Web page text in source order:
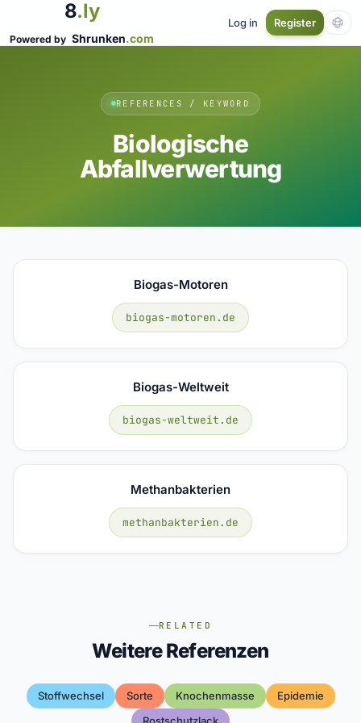
8.ly
Powered by Shrunken.com
Log in Register
REFERENCES / KEYWORD
Biologische
Abfallverwertung
Biogas-Motoren
biogas-motoren.de
Biogas-Weltweit
biogas-weltweit.de
Methanbakterien
methanbakterien.de
RELATED
Weitere Referenzen
Stoffwechsel Sorte Knochenmasse
Epidemie